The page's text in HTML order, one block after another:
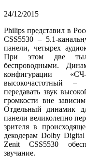
24/12/2015
Philips представил в
CSS5530 – 5.1-
панели, четырех
При этом две
беспроводными.
конфигурации
высокочастотный –
передавать звук
громкости вне
Отдельный динамик
панели великолепно
зрителя в
декодерам Dolby
Zenit CSS5530
звучание.